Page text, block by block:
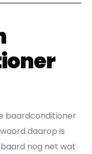
baardconditioner
daarop is
nog net wat